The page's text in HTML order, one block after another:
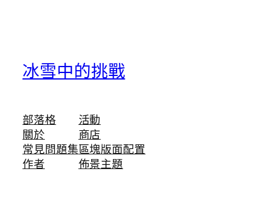
冰雪中的挑戰
部落格
關於
常見問題集
作者
活動
商店
區塊版面配置
佈景主題